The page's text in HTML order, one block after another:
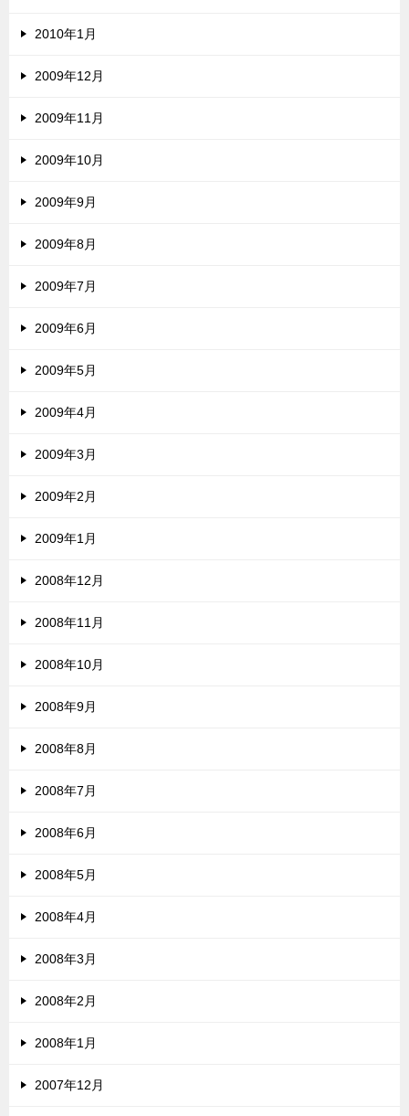
2010年1月
2009年12月
2009年11月
2009年10月
2009年9月
2009年8月
2009年7月
2009年6月
2009年5月
2009年4月
2009年3月
2009年2月
2009年1月
2008年12月
2008年11月
2008年10月
2008年9月
2008年8月
2008年7月
2008年6月
2008年5月
2008年4月
2008年3月
2008年2月
2008年1月
2007年12月